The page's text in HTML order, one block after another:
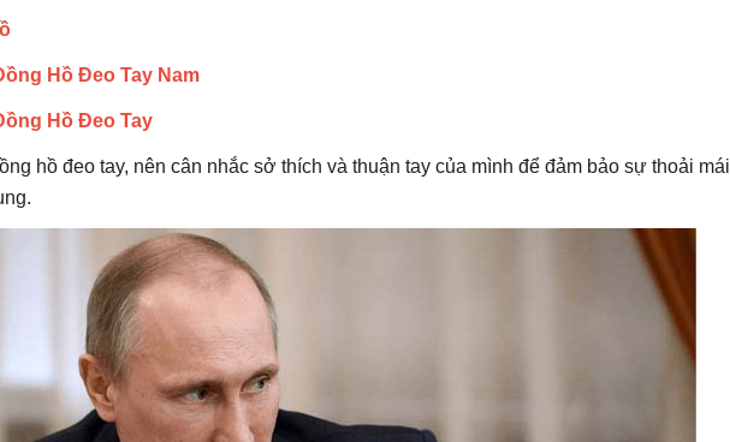
Hồ Đeo Tay Nam
Hồ Đeo Tay
hồ đeo tay, nên cân nhắc sở thích và thuận tay của mình để đảm bảo sự thoải mái